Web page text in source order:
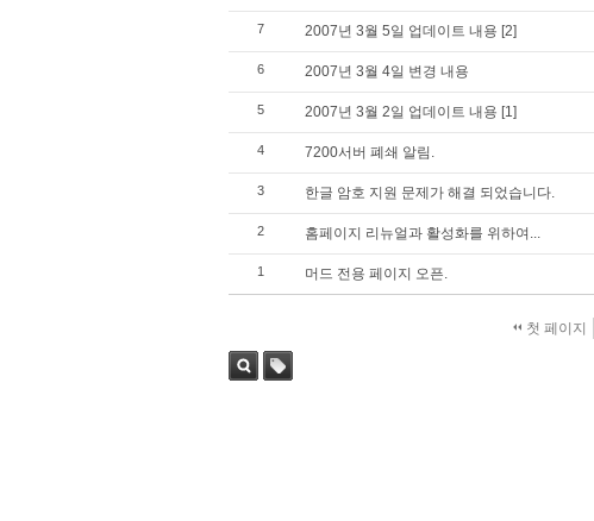
7 2007년 3월 5일 업데이트 내용 [2]
6 2007년 3월 4일 변경 내용
5 2007년 3월 2일 업데이트 내용 [1]
4 7200서버 폐쇄 알림.
3 한글 암호 지원 문제가 해결 되었습니다.
2 홈페이지 리뉴얼과 활성화를 위하여...
1 머드 전용 페이지 오픈.
첫 페이지